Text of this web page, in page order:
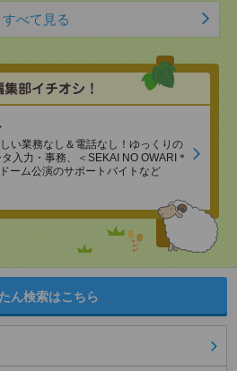
すべて見る
しい業務なし＆電話なし！ゆっくりの
入力・事務、＜SEKAI NO OWARI＊
ーム公演のサポートバイトなど
ん検索はこちら